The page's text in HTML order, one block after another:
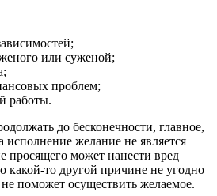
или суженой;
проблем;
работы.
до бесконечности, главное,
желание не является
просящего может нанести вред
какой-то другой причине не угодно
поможет осуществить желаемое.